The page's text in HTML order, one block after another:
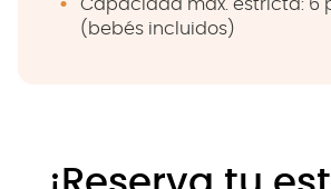
Capacidad máx. estricta: 6
(bebés incluidos)